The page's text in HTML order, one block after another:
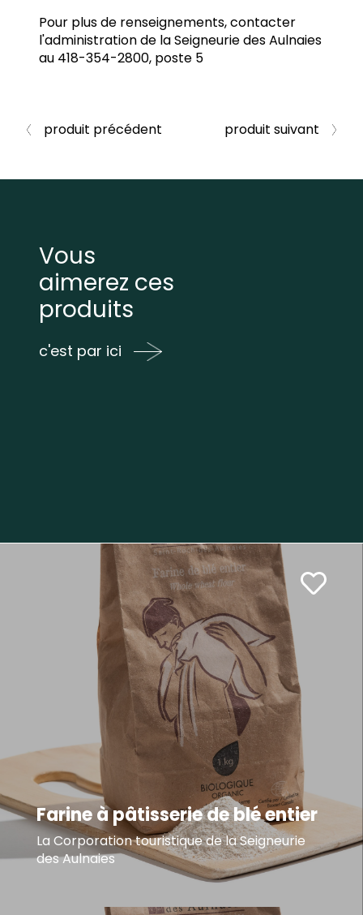
Pour plus de renseignements, contacter
l'administration de la Seigneurie des Aulnaies
au 418-354-2800, poste 5
produit précédent produit suivant
Vous
aimerez ces
produits
c'est par ici
Farine à pâtisserie de blé entier
La Corporation touristique de la Seigneurie
des Aulnaies